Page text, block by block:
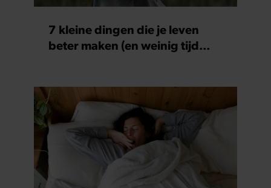
7 kleine dingen die je leven
beter maken (en weinig tijd